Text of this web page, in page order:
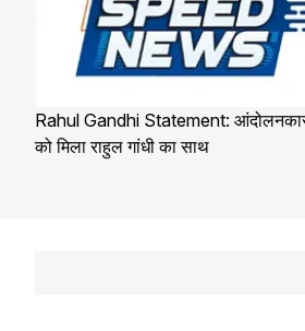
Rahul Gandhi Statement:
को मिला राहुल गांधी का साथ